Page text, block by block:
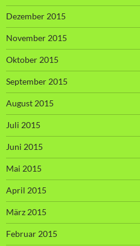
Dezember 2015
November 2015
Oktober 2015
September 2015
August 2015
Juli 2015
Juni 2015
Mai 2015
April 2015
März 2015
Februar 2015